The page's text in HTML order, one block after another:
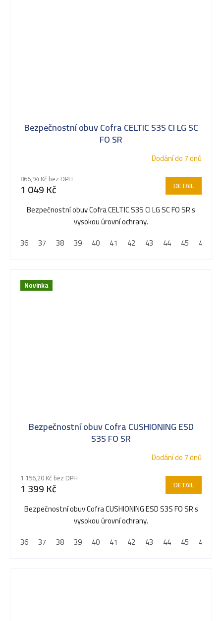
Bezpečnostní obuv Cofra CELTIC S3S CI LG SC
FO SR
Dodání do 7 dnů
866,94 Kč bez DPH
1 049 Kč DETAIL
Bezpečnostní obuv Cofra CELTIC S3S CI LG SC FO SR s
vysokou úrovní ochrany.
36
37 38 39 40 41 42 43 44 45 46
Novinka
Bezpečnostní obuv Cofra CUSHIONING ESD
S3S FO SR
Dodání do 7 dnů
1 156,20 Kč bez DPH
1 399 Kč DETAIL
Bezpečnostní obuv Cofra CUSHIONING ESD S3S FO SR s
vysokou úrovní ochrany.
36
37 38 39 40 41 42 43 44 45 46